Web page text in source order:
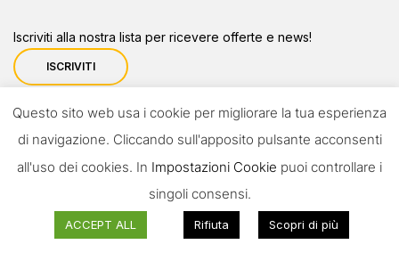
Iscriviti alla nostra lista per ricevere offerte e news!
ISCRIVITI
Tutti i diritti riservati - Ditta Acunto Calzature
P.IVA 00254520653
Questo sito web usa i cookie per migliorare la tua esperienza
di navigazione. Cliccando sull'apposito pulsante acconsenti
all'uso dei cookies. In Impostazioni Cookie puoi controllare i
singoli consensi.
ACCEPT ALL Rifiuta Scopri di più